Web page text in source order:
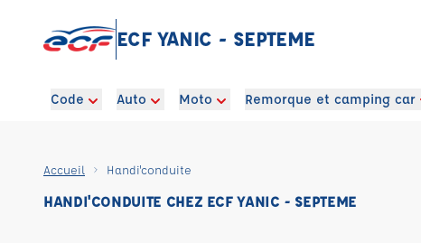
ECF YANIC - SEPTEME
Code Auto Moto Remorque et camping car
Accueil Handi'conduite
HANDI'CONDUITE CHEZ ECF YANIC - SEPTEME